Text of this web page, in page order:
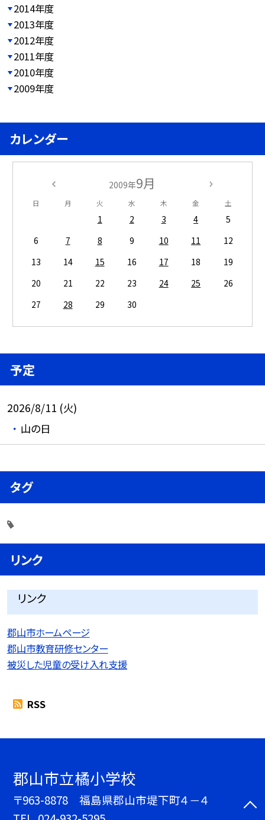
2014年度
2013年度
2012年度
2011年度
2010年度
2009年度
カレンダー
2009年9月
日 月 火 水 木 金 土
1 2 3 4
5
6
7 8 9 10 11
12
13
14 15 16 17 18
19
20
21 22 23 24 25
26
27
28 29 30
予定
2026/8/11 (火)
山の日
タグ
リンク
リンク
郡山市ホームページ
郡山市教育研修センター
被災した児童の受け入れ支援
RSS
郡山市立橘小学校
〒963-8878 福島県郡山市堤下町４－４